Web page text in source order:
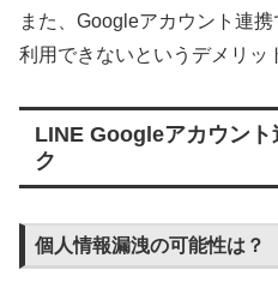
また、Googleアカウント連
利用できないというデメリッ
LINE Googleアカウン
ク
個人情報漏洩の可能性は？